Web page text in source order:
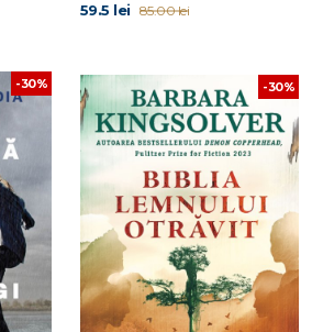
59.5 lei 85.00 lei
-30% -30%